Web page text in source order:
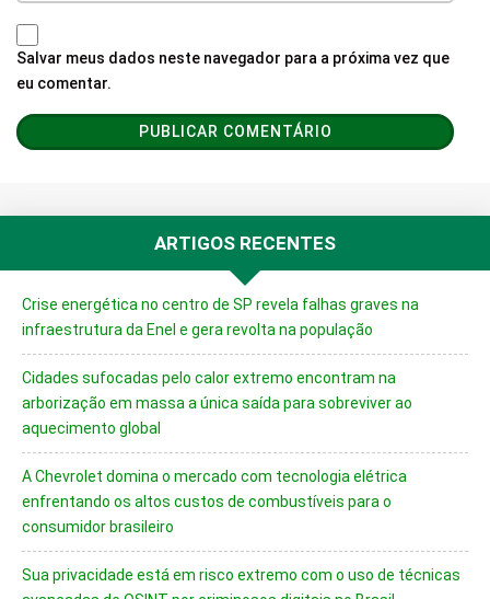
Salvar meus dados neste navegador para a próxima vez que
eu comentar.
ARTIGOS RECENTES
Crise energética no centro de SP revela falhas graves na
infraestrutura da Enel e gera revolta na população
Cidades sufocadas pelo calor extremo encontram na
arborização em massa a única saída para sobreviver ao
aquecimento global
A Chevrolet domina o mercado com tecnologia elétrica
enfrentando os altos custos de combustíveis para o
consumidor brasileiro
Sua privacidade está em risco extremo com o uso de técnicas